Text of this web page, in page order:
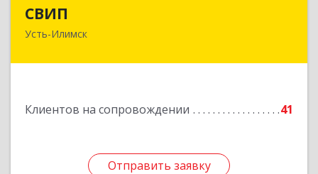
СВИП
Усть-Илимск
Клиентов на сопровождении 41
Отправить заявку
666685, Иркутская обл, Усть-Илимск г,
Отправить заявку